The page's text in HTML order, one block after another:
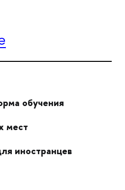
обучения
мест
иностранцев